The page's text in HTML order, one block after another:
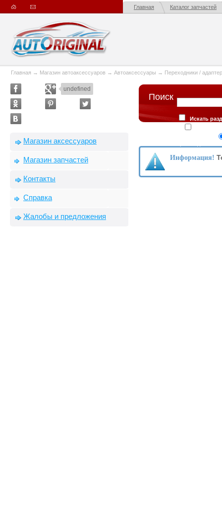
Главная Каталог запчастей
Главная → Магазин автоаксессуаров → Автоаксессуары → Переходники /
undefined
Магазин аксессуаров
Магазин запчастей
Контакты
Справка
Жалобы и предложения
Поиск
Искать
Информация!